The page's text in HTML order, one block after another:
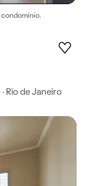
Rio de Janeiro